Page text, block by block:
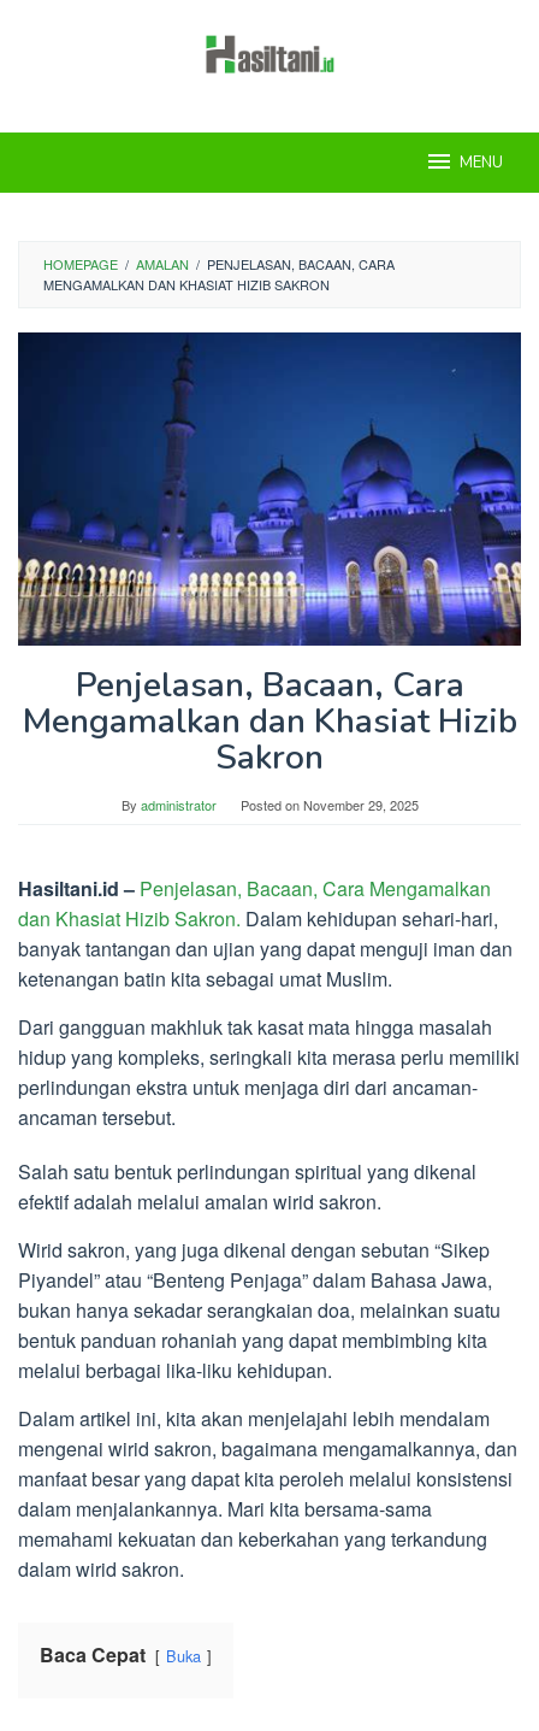
MENU
HOMEPAGE / AMALAN / PENJELASAN, BACAAN, CARA
MENGAMALKAN DAN KHASIAT HIZIB SAKRON
Penjelasan, Bacaan, Cara
Mengamalkan dan Khasiat Hizib
Sakron
By administrator Posted onNovember 29, 2025
Hasiltani.id – Penjelasan, Bacaan, Cara Mengamalkan
dan Khasiat Hizib Sakron. Dalam kehidupan sehari-hari,
banyak tantangan dan ujian yang dapat menguji iman dan
ketenangan batin kita sebagai umat Muslim.
Dari gangguan makhluk tak kasat mata hingga masalah
hidup yang kompleks, seringkali kita merasa perlu memiliki
perlindungan ekstra untuk menjaga diri dari ancaman-
ancaman tersebut.
Salah satu bentuk perlindungan spiritual yang dikenal
efektif adalah melalui amalan wirid sakron.
Wirid sakron, yang juga dikenal dengan sebutan “Sikep
Piyandel” atau “Benteng Penjaga” dalam Bahasa Jawa,
bukan hanya sekadar serangkaian doa, melainkan suatu
bentuk panduan rohaniah yang dapat membimbing kita
melalui berbagai lika-liku kehidupan.
Dalam artikel ini, kita akan menjelajahi lebih mendalam
mengenai wirid sakron, bagaimana mengamalkannya, dan
manfaat besar yang dapat kita peroleh melalui konsistensi
dalam menjalankannya. Mari kita bersama-sama
memahami kekuatan dan keberkahan yang terkandung
dalam wirid sakron.
Baca Cepat Buka